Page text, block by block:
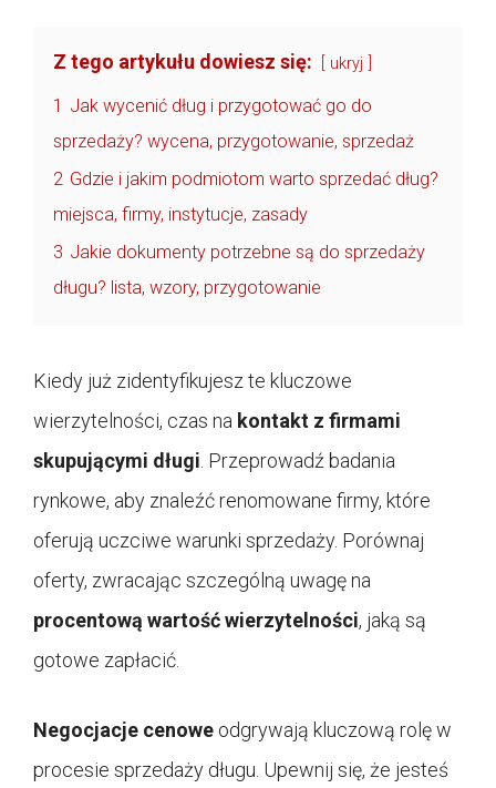
Z tego artykułu dowiesz się: ukryj
1 Jak wycenić dług i przygotować go do
sprzedaży? wycena, przygotowanie, sprzedaż
2 Gdzie i jakim podmiotom warto sprzedać dług?
miejsca, firmy, instytucje, zasady
3 Jakie dokumenty potrzebne są do sprzedaży
długu? lista, wzory, przygotowanie
Kiedy już zidentyfikujesz te kluczowe
wierzytelności, czas na kontakt z firmami
skupującymi długi . Przeprowadź badania
rynkowe, aby znaleźć renomowane firmy, które
oferują uczciwe warunki sprzedaży. Porównaj
oferty, zwracając szczególną uwagę na
procentową wartość wierzytelności, jaką są
gotowe zapłacić.
Negocjacje cenowe odgrywają kluczową rolę w
procesie sprzedaży długu. Upewnij się, że jesteś